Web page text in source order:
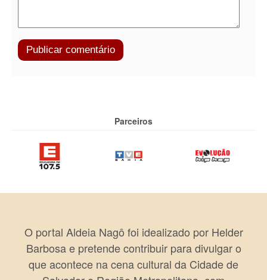
Parceiros
O portal Aldeia Nagô foi idealizado por Helder
Barbosa e pretende contribuir para divulgar o
que acontece na cena cultural da Cidade de